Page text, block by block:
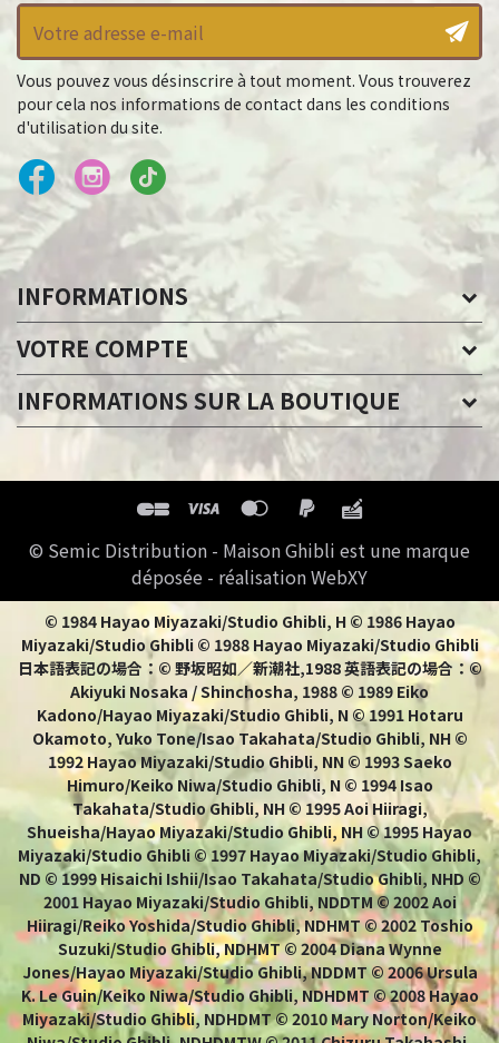
Vous pouvez vous désinscrire à tout moment. Vous trouverez
pour cela nos informations de contact dans les conditions
d'utilisation du site.
INFORMATIONS
VOTRE COMPTE
INFORMATIONS SUR LA BOUTIQUE
© Semic Distribution - Maison Ghibli est une marque
déposée - réalisation WebXY
© 1984 Hayao Miyazaki/Studio Ghibli, H © 1986 Hayao
Miyazaki/Studio Ghibli © 1988 Hayao Miyazaki/Studio Ghibli
日本語表記の場合：© 野坂昭如／新潮社,1988 英語表記の場合：©
Akiyuki Nosaka / Shinchosha, 1988 © 1989 Eiko
Kadono/Hayao Miyazaki/Studio Ghibli, N © 1991 Hotaru
Okamoto, Yuko Tone/Isao Takahata/Studio Ghibli, NH ©
1992 Hayao Miyazaki/Studio Ghibli, NN © 1993 Saeko
Himuro/Keiko Niwa/Studio Ghibli, N © 1994 Isao
Takahata/Studio Ghibli, NH © 1995 Aoi Hiiragi,
Shueisha/Hayao Miyazaki/Studio Ghibli, NH © 1995 Hayao
Miyazaki/Studio Ghibli © 1997 Hayao Miyazaki/Studio Ghibli,
ND © 1999 Hisaichi Ishii/Isao Takahata/Studio Ghibli, NHD ©
2001 Hayao Miyazaki/Studio Ghibli, NDDTM © 2002 Aoi
Hiiragi/Reiko Yoshida/Studio Ghibli, NDHMT © 2002 Toshio
Suzuki/Studio Ghibli, NDHMT © 2004 Diana Wynne
Jones/Hayao Miyazaki/Studio Ghibli, NDDMT © 2006 Ursula
K. Le Guin/Keiko Niwa/Studio Ghibli, NDHDMT © 2008 Hayao
Miyazaki/Studio Ghibli, NDHDMT © 2010 Mary Norton/Keiko